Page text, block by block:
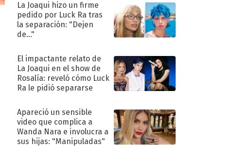
La Joaqui hizo un firme
pedido por Luck Ra tras
la separación: "Dejen
de..."
El impactante relato de
La Joaqui en el show de
Rosalía: reveló cómo Luck
Ra le pidió separarse
Apareció un sensible
video que complica a
Wanda Nara e involucra a
sus hijas: "Manipuladas"